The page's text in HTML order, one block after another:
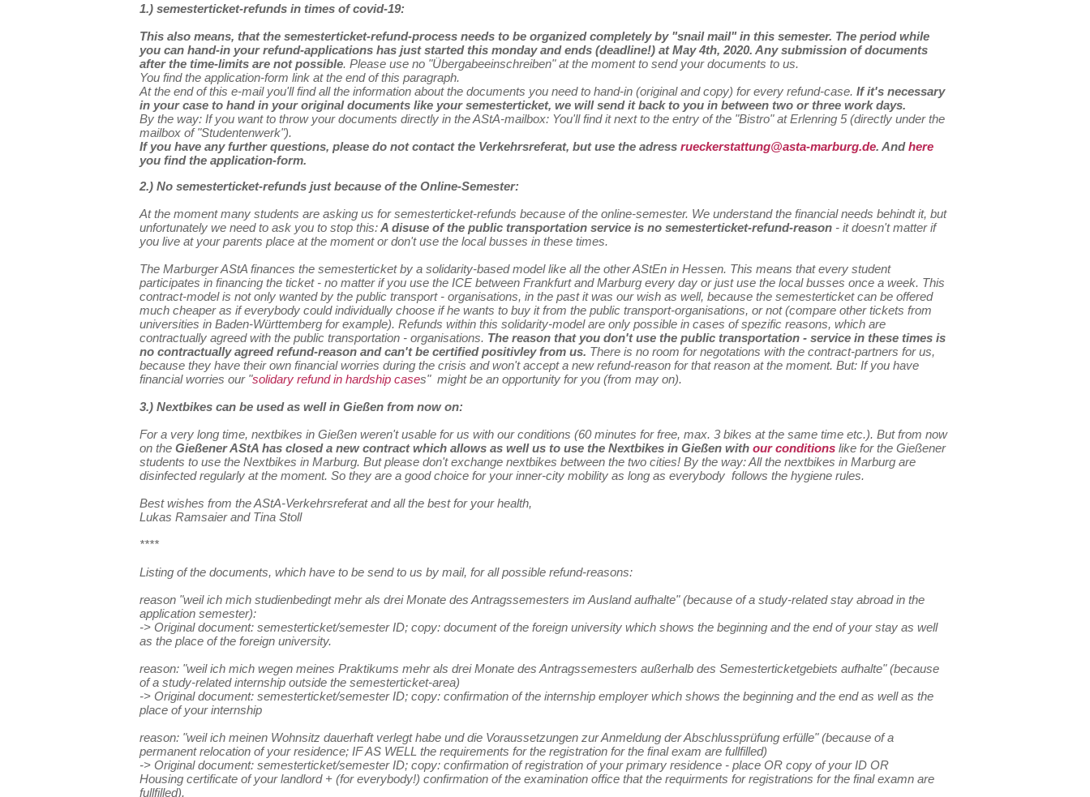
1.) semesterticket-refunds in times of covid-19:
This also means, that the semesterticket-refund-process needs to be organized completely by "snail mail" in this semester. The period while
you can hand-in your refund-applications has just started this monday and ends (deadline!) at May 4th, 2020. Any submission of documents
after the time-limits are not possible. Please use no "Übergabeeinschreiben" at the moment to send your documents to us.
You find the application-form link at the end of this paragraph.
At the end of this e-mail you'll find all the information about the documents you need to hand-in (original and copy) for every refund-case. If it's necessary
in your case to hand in your original documents like your semesterticket, we will send it back to you in between two or three work days.
By the way: If you want to throw your documents directly in the AStA-mailbox: You'll find it next to the entry of the "Bistro" at Erlenring 5 (directly under the
mailbox of "Studentenwerk").
If you have any further questions, please do not contact the Verkehrsreferat, but use the adress rueckerstattung@asta-marburg.de. Andhere
you find the application-form.
2.) No semesterticket-refunds just because of the Online-Semester:
At the moment many students are asking us for semesterticket-refunds because of the online-semester. We understand the financial needs behindt it, but
unfortunately we need to ask you to stop this:A disuse of the public transportation service is no semesterticket-refund-reason - it doesn't matter if
you live at your parents place at the moment or don't use the local busses in these times.
The Marburger AStA finances the semesterticket by a solidarity-based model like all the other AStEn in Hessen. This means that every student
participates in financing the ticket - no matter if you use the ICE between Frankfurt and Marburg every day or just use the local busses once a week. This
contract-model is not only wanted by the public transport - organisations, in the past it was our wish as well, because the semesterticket can be offered
much cheaper as if everybody could individually choose if he wants to buy it from the public transport-organisations, or not (compare other tickets from
universities in Baden-Württemberg for example). Refunds within this solidarity-model are only possible in cases of spezific reasons, which are
contractually agreed with the public transportation - organisations. The reason that you don't use the public transportation - service in these times is
no contractually agreed refund-reason and can't be certified positivley from us. There is no room for negotations with the contract-partners for us,
because they have their own financial worries during the crisis and won't accept a new refund-reason for that reason at the moment. But: If you have
financial worries our "solidary refund in hardship cases" might be an opportunity for you (from may on).
3.) Nextbikes can be used as well in Gießen from now on:
For a very long time, nextbikes in Gießen weren't usable for us with our conditions (60 minutes for free, max. 3 bikes at the same time etc.). But from now
on the Gießener AStA has closed a new contract which allows as well us to use the Nextbikes in Gießen with our conditions like for the Gießener
students to use the Nextbikes in Marburg. But please don't exchange nextbikes between the two cities! By the way: All the nextbikes in Marburg are
disinfected regularly at the moment. So they are a good choice for your inner-city mobility as long as everybody follows the hygiene rules.
Best wishes from the AStA-Verkehrsreferat and all the best for your health,
Lukas Ramsaier and Tina Stoll
****
Listing of the documents, which have to be send to us by mail, for all possible refund-reasons:
reason "weil ich mich studienbedingt mehr als drei Monate des Antragssemesters im Ausland aufhalte" (because of a study-related stay abroad in the
application semester):
-> Original document: semesterticket/semester ID; copy: document of the foreign university which shows the beginning and the end of your stay as well
as the place of the foreign university.
reason: "weil ich mich wegen meines Praktikums mehr als drei Monate des Antragssemesters außerhalb des Semesterticketgebiets aufhalte" (because
of a study-related internship outside the semesterticket-area)
-> Original document: semesterticket/semester ID; copy: confirmation of the internship employer which shows the beginning and the end as well as the
place of your internship
reason: "weil ich meinen Wohnsitz dauerhaft verlegt habe und die Voraussetzungen zur Anmeldung der Abschlussprüfung erfülle" (because of a
permanent relocation of your residence; IF AS WELL the requirements for the registration for the final exam are fullfilled)
-> Original document: semesterticket/semester ID; copy: confirmation of registration of your primary residence - place OR copy of your ID OR
Housing certificate of your landlord + (for everybody!) confirmation of the examination office that the requirments for registrations for the final examn are
fullfilled).